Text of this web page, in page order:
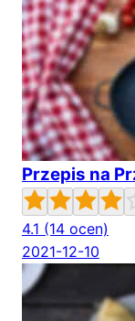
Przepis na
4.1 (14 ocen)
2021-12-10